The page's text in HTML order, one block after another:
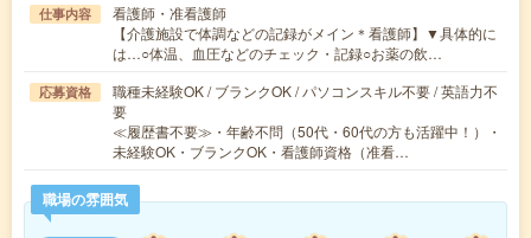
仕事内容
看護師・准看護師
【介護施設で体調などの記録がメイン＊看護師】▼具体的に
は…○体温、血圧などのチェック・記録○お薬の飲…
応募資格
職種未経験OK / ブランクOK / パソコンスキル不要 / 英語力不
要
≪履歴書不要≫・年齢不問（50代・60代の方も活躍中！）・
未経験OK・ブランクOK・看護師資格（准看…
職場の雰囲気